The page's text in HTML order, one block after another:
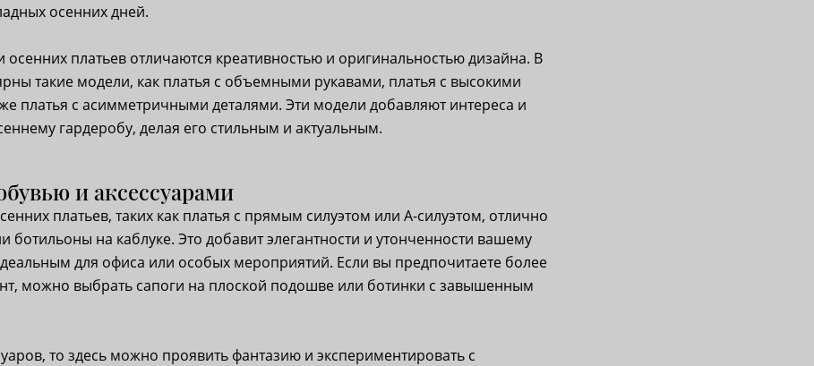
осенних дней.
платьев отличаются креативностью и оригинальностью дизайна. В
такие модели, как платья с объемными рукавами, платья с высокими
платья с асимметричными деталями. Эти модели добавляют интереса и
гардеробу, делая его стильным и актуальным.
и аксессуарами
платьев, таких как платья с прямым силуэтом или A-силуэтом, отлично
ботильоны на каблуке. Это добавит элегантности и утонченности вашему
для офиса или особых мероприятий. Если вы предпочитаете более
можно выбрать сапоги на плоской подошве или ботинки с завышенным
то здесь можно проявить фантазию и экспериментировать с